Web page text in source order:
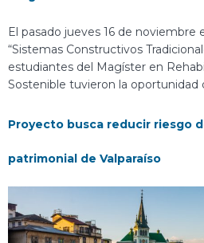
El pasado jueves 16 de noviembre
“Sistemas Constructivos
estudiantes del Magíster en
Sostenible tuvieron la oportunidad
Proyecto busca reducir riesgo
patrimonial de Valparaíso